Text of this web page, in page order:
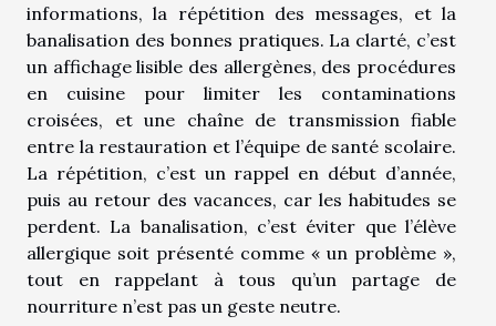
informations, la répétition des messages, et la
banalisation des bonnes pratiques. La clarté, c’est
un affichage lisible des allergènes, des procédures
en cuisine pour limiter les contaminations
croisées, et une chaîne de transmission fiable
entre la restauration et l’équipe de santé scolaire.
La répétition, c’est un rappel en début d’année,
puis au retour des vacances, car les habitudes se
perdent. La banalisation, c’est éviter que l’élève
allergique soit présenté comme « un problème »,
tout en rappelant à tous qu’un partage de
nourriture n’est pas un geste neutre.